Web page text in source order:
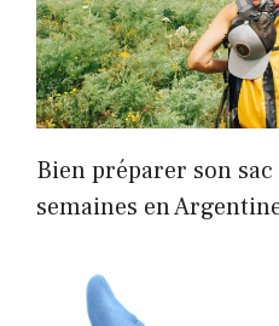
Bien préparer son
semaines en